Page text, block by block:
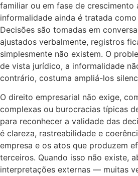
familiar ou em fase de crescimento
informalidade ainda é tratada
Decisões são tomadas em
ajustados verbalmente, registros
simplesmente não existem. O
de vista jurídico, a informalidade
contrário, costuma ampliá-los
O direito empresarial não exige,
complexas ou burocracias típicas
para reconhecer a validade das
é clareza, rastreabilidade e
empresa e os atos que produzem
terceiros. Quando isso não existe,
interpretações externas — muitas